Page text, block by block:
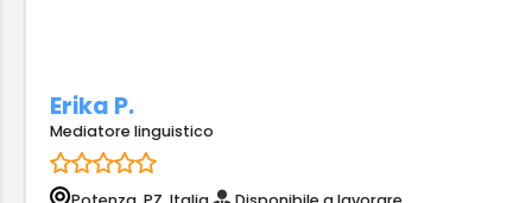
Erika P.
Mediatore linguistico